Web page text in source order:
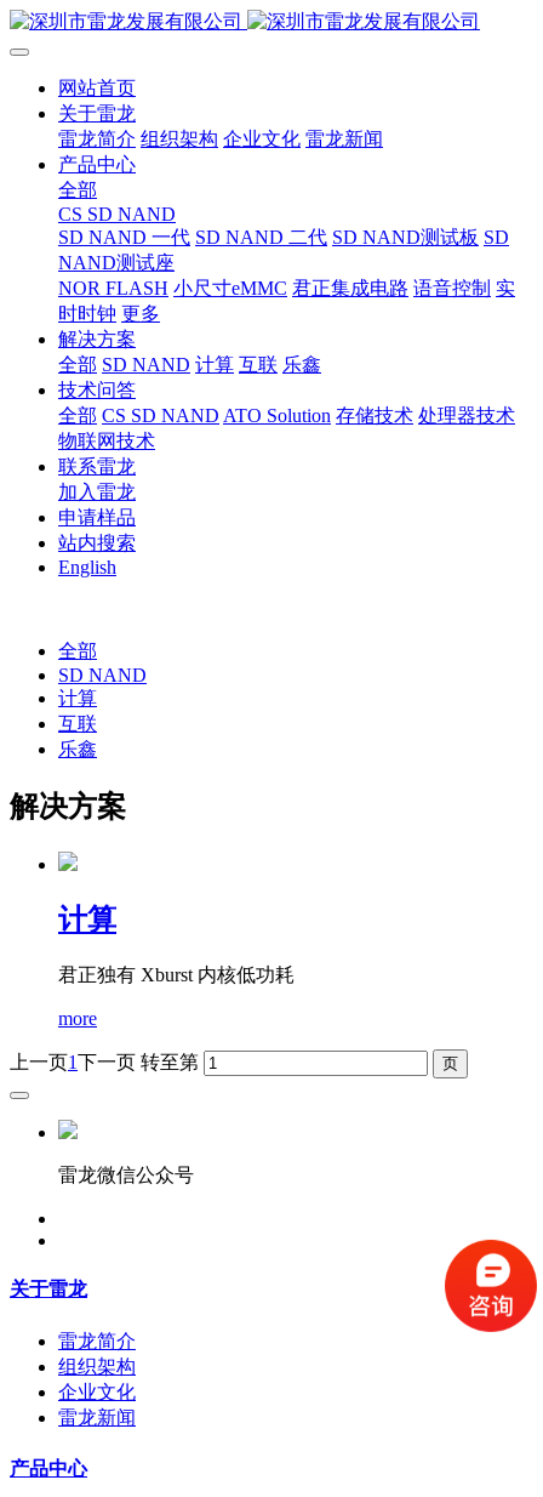
网站首页
关于雷龙
雷龙简介 组织架构 企业文化 雷龙新闻
产品中心
全部
CS SD NAND
SD NAND 一代 SD NAND 二代 SD NAND测试板 SD
NAND测试座
NOR FLASH 小尺寸eMMC 君正集成电路 语音控制 实
时时钟 更多
解决方案
全部 SD NAND 计算 互联 乐鑫
技术问答
全部 CS SD NAND ATO Solution 存储技术 处理器技术
物联网技术
联系雷龙
加入雷龙
申请样品
站内搜索
English
全部
SD NAND
计算
互联
乐鑫
解决方案
计算
君正独有 Xburst 内核低功耗
more
上一页1下一页 转至第
雷龙微信公众号
关于雷龙
雷龙简介
组织架构
企业文化
雷龙新闻
产品中心